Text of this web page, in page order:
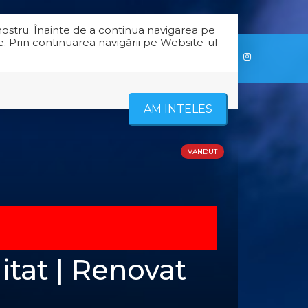
Înainte de a continua navigarea pe
Prin continuarea navigării pe Website-ul
AM INTELES
| Renovat
VANDUT